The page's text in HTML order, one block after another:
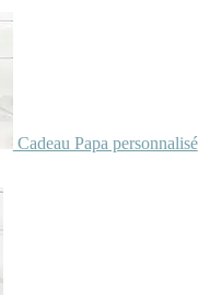
Cadeau Papa personnalisé